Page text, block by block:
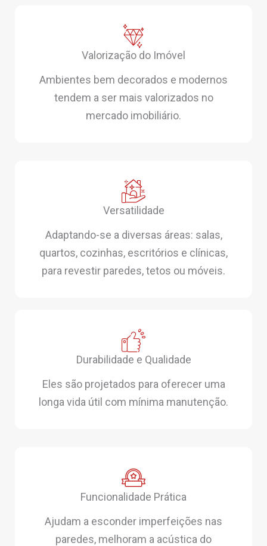
Valorização do Imóvel
Ambientes bem decorados e modernos
tendem a ser mais valorizados no
mercado imobiliário.
Versatilidade
Adaptando-se a diversas áreas: salas,
quartos, cozinhas, escritórios e clínicas,
para revestir paredes, tetos ou móveis.
Durabilidade e Qualidade
Eles são projetados para oferecer uma
longa vida útil com mínima manutenção.
Funcionalidade Prática
Ajudam a esconder imperfeições nas
paredes, melhoram a acústica do